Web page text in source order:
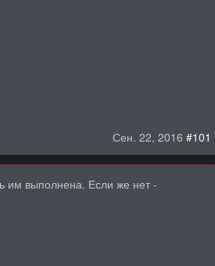
Сен. 22, 2016 #101
им выполнена. Если же нет -